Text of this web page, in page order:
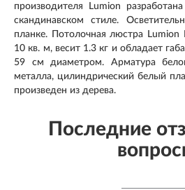
производителя Lumion
скандинавском стиле.
планке. Потолочная люстра
10 кв. м, весит 1.3 кг и обладает
59 см диаметром. Арматура
металла, цилиндрический белый
произведен из дерева.
Последние